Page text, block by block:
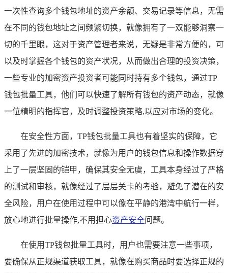
一次性查询多个钱包地址的资产余额、交易记录等信息，无需
在不同的钱包地址之间频繁切换，就像拥有了一双能够洞察一
切的千里眼，这对于资产管理者来说，无疑是非常方便的，可
以及时掌握各个钱包的资产状况，从而做出合理的投资决策，
一些专业的加密资产投资者可能同时持有多个钱包，通过TP
钱包批量工具，他们可以快速了解所有钱包的资产动态，就像
一位精明的指挥官，及时调整投资策略,以应对市场的变化。
在安全性方面，TP钱包批量工具也有着坚实的保障，它
采用了先进的加密技术，就像为用户的钱包信息和操作数据穿
上了一层坚固的铠甲，确保其安全无虞，工具本身经过了严格
的测试和审核，就像经过了层层关卡的考验，避免了潜在的安
全风险，用户在使用过程中可以像在平静的港湾中航行一样，
放心地进行批量操作,不用担心资产安全问题。
在使用TP钱包批量工具时，用户也需要注意一些事项，
要确保从正规渠道获取工具，就像在购买商品时要选择正规的